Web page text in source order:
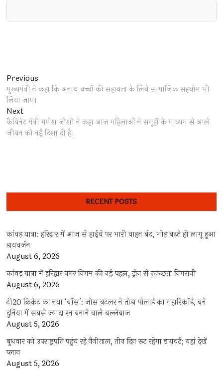
Post
navigation
Previous
post:
मुख्यमंत्री ने कहा कि अनाथ बच्चों की सहायता के लिये सामाजिक सहयोग भी
लिया जाए।
NextNext
post:
कैबिनेट मंत्री गणेश जोशी ने कहा आज महिलाओं ने समूहों के माध्यम से अपने
जीवन को नई दिशा दी है।
RECENT POSTS
कांवड़ यात्रा: हरिद्वार में आज से हाईवे पर भारी वाहन बंद, भीड़ बढ़ते ही लागू हुआ
डायवर्जन
August 6, 2026
कांवड़ यात्रा में हरिद्वार नगर निगम की नई पहल, ड्रोन से स्वच्छता निगरानी
August 6, 2026
टी20 क्रिकेट का नया ‘बॉस’: जोस बटलर ने तोड़ा पोलार्ड का महारिकॉर्ड, बने
दुनिया में सबसे ज्यादा रन बनाने वाले बल्लेबाज
August 5, 2026
बुधवार को उपराष्ट्रपति पहुंच रहे नैनीताल, तीन दिन रूट रहेगा डायवर्ट; यहां देखें
प्‍लान
August 5, 2026